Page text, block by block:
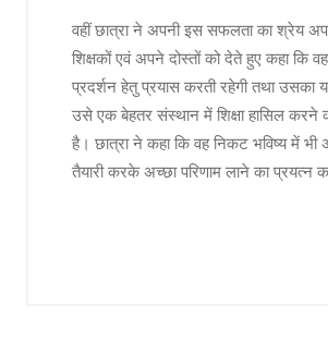
वहीं छात्रा ने अपनी इस सफलता का श्रेय अपने
शिक्षकों एवं अपने दोस्तों को देते हुए कहा कि
प्रदर्शन हेतु प्रयास करती रहेगी तथा उसका
उसे एक बेहतर संस्थान में शिक्षा हासिल करने
है। छात्रा ने कहा कि वह निकट भविष्य में भी
तैयारी करके अच्छा परिणाम लाने का प्रयत्न